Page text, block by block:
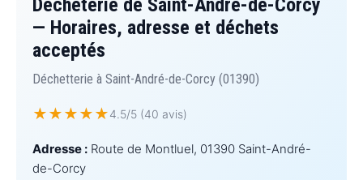
Déchèterie de Saint-André-de-Corcy
— Horaires, adresse et déchets
acceptés
Déchetterie à Saint-André-de-Corcy (01390)
★★★★★4.5/5 (40 avis)
Adresse : Route de Montluel, 01390 Saint-André-
de-Corcy